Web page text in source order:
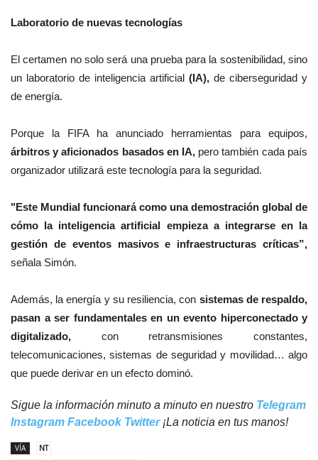
Laboratorio de nuevas tecnologías
El certamen no solo será una prueba para la sostenibilidad, sino
un laboratorio de inteligencia artificial (IA), de ciberseguridad y
de energía.
Porque la FIFA ha anunciado herramientas para equipos,
árbitros y aficionados basados en IA, pero también cada país
organizador utilizará este tecnología para la seguridad.
"Este Mundial funcionará como una demostración global de
cómo la inteligencia artificial empieza a integrarse en la
gestión de eventos masivos e infraestructuras críticas”,
señala Simón.
Además, la energía y su resiliencia, con sistemas de respaldo,
pasan a ser fundamentales en un evento hiperconectado y
digitalizado, con retransmisiones constantes,
telecomunicaciones, sistemas de seguridad y movilidad… algo
que puede derivar en un efecto dominó.
Sigue la información minuto a minuto en nuestro Telegram
Instagram Facebook Twitter¡La noticia en tus manos!
VÍA
NT